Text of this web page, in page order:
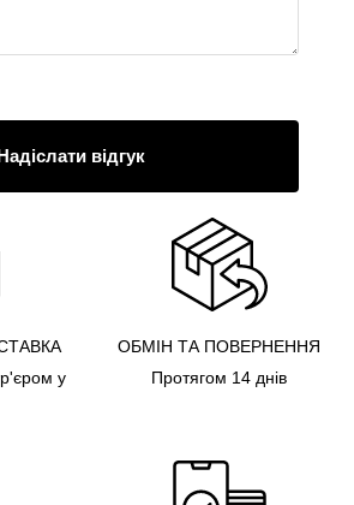
відгук
у
ОБМІН ТА ПОВЕРНЕННЯ
Протягом 14 днів